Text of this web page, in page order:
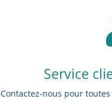
Service
Contactez-nous pour